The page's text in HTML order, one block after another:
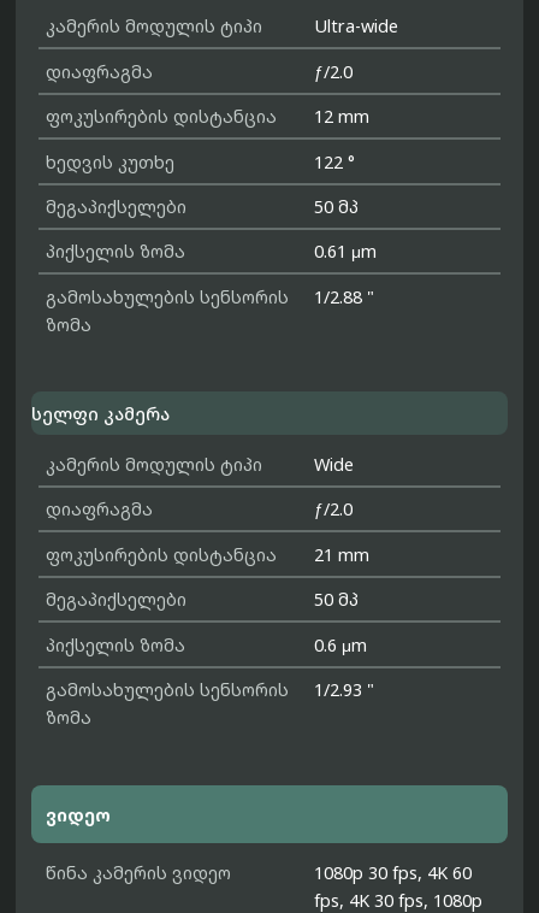
კამერის მოდულის ტიპი
Ultra-wide
დიაფრაგმა
ƒ/2.0
ფოკუსირების დისტანცია
12 mm
ხედვის კუთხე
122 °
მეგაპიქსელები
50 მპ
პიქსელის ზომა
0.61 μm
გამოსახულების სენსორის
ზომა
1/2.88 "
სელფი კამერა
კამერის მოდულის ტიპი
Wide
დიაფრაგმა
ƒ/2.0
ფოკუსირების დისტანცია
21 mm
მეგაპიქსელები
50 მპ
პიქსელის ზომა
0.6 μm
გამოსახულების სენსორის
ზომა
1/2.93 "
ვიდეო
წინა კამერის ვიდეო
1080p 30 fps, 4K 60
fps, 4K 30 fps, 1080p